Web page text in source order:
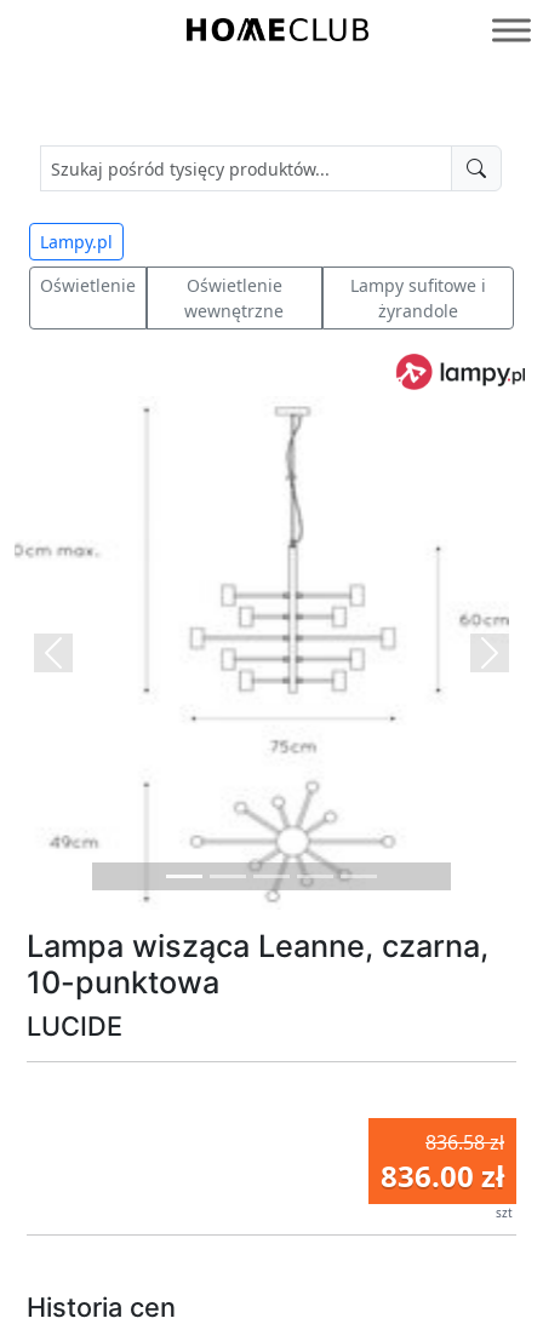
Homeclub
Lampy.pl
Oświetlenie
Oświetlenie
wewnętrzne
Lampy sufitowe i
żyrandole
Previous Next
Lampa wisząca Leanne, czarna,
10-punktowa
LUCIDE
836.58 zł
836.00 zł
szt
Historia cen